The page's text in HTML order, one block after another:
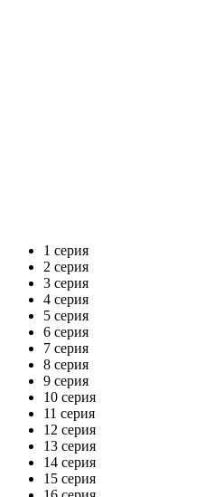
1 серия
2 серия
3 серия
4 серия
5 серия
6 серия
7 серия
8 серия
9 серия
10 серия
11 серия
12 серия
13 серия
14 серия
15 серия